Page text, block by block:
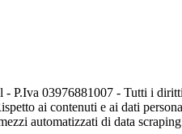
P.Iva 03976881007 - Tutti i
ai contenuti e ai dati
automatizzati di data